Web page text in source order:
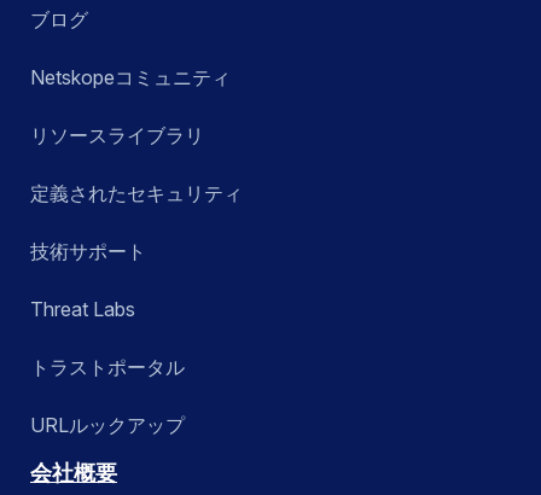
ブログ
Netskopeコミュニティ
リソースライブラリ
定義されたセキュリティ
技術サポート
Threat Labs
トラストポータル
URLルックアップ
会社概要